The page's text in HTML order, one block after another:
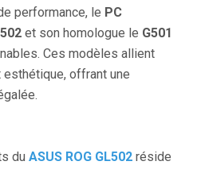
performance, le PC
et son homologue le G501
Ces modèles allient
offrant une
du ASUS ROG GL502 réside